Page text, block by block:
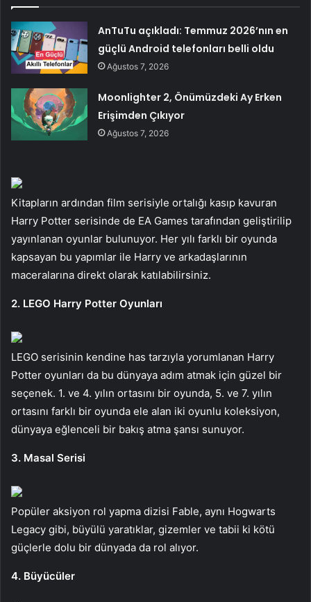
AnTuTu açıkladı: Temmuz 2026’nın en
güçlü Android telefonları belli oldu
Ağustos 7, 2026
Moonlighter 2, Önümüzdeki Ay Erken
Erişimden Çıkıyor
Ağustos 7, 2026
Kitapların ardından film serisiyle ortalığı kasıp kavuran
Harry Potter serisinde de EA Games tarafından geliştirilip
yayınlanan oyunlar bulunuyor. Her yılı farklı bir oyunda
kapsayan bu yapımlar ile Harry ve arkadaşlarının
maceralarına direkt olarak katılabilirsiniz.
2. LEGO Harry Potter Oyunları
LEGO serisinin kendine has tarzıyla yorumlanan Harry
Potter oyunları da bu dünyaya adım atmak için güzel bir
seçenek. 1. ve 4. yılın ortasını bir oyunda, 5. ve 7. yılın
ortasını farklı bir oyunda ele alan iki oyunlu koleksiyon,
dünyaya eğlenceli bir bakış atma şansı sunuyor.
3. Masal Serisi
Popüler aksiyon rol yapma dizisi Fable, aynı Hogwarts
Legacy gibi, büyülü yaratıklar, gizemler ve tabii ki kötü
güçlerle dolu bir dünyada da rol alıyor.
4. Büyücüler